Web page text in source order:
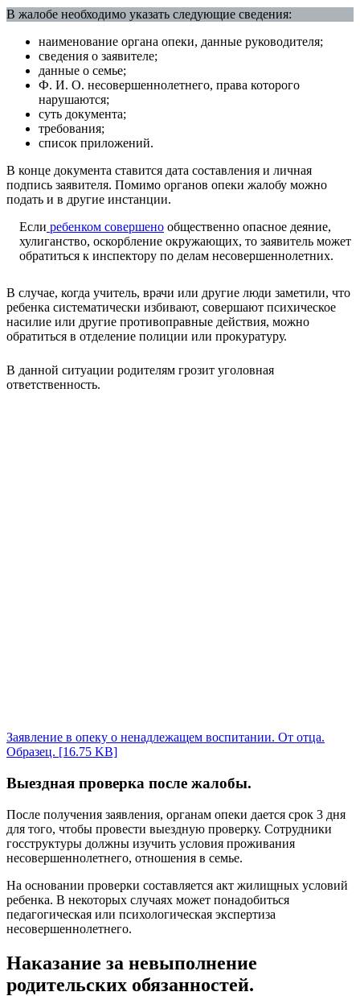
В жалобе необходимо указать следующие сведения:
наименование органа опеки, данные руководителя;
сведения о заявителе;
данные о семье;
Ф. И. О. несовершеннолетнего, права которого
нарушаются;
суть документа;
требования;
список приложений.
В конце документа ставится дата составления и личная
подпись заявителя. Помимо органов опеки жалобу можно
подать и в другие инстанции.
Если ребенком совершено общественно опасное деяние,
хулиганство, оскорбление окружающих, то заявитель может
обратиться к инспектору по делам несовершеннолетних.
В случае, когда учитель, врачи или другие люди заметили, что
ребенка систематически избивают, совершают психическое
насилие или другие противоправные действия, можно
обратиться в отделение полиции или прокуратуру.
В данной ситуации родителям грозит уголовная
ответственность.
Заявление в опеку о ненадлежащем воспитании. От отца.
Образец. [16.75 KB]
Выездная проверка после жалобы.
После получения заявления, органам опеки дается срок 3 дня
для того, чтобы провести выездную проверку. Сотрудники
госструктуры должны изучить условия проживания
несовершеннолетнего, отношения в семье.
На основании проверки составляется акт жилищных условий
ребенка. В некоторых случаях может понадобиться
педагогическая или психологическая экспертиза
несовершеннолетнего.
Наказание за невыполнение
родительских обязанностей.